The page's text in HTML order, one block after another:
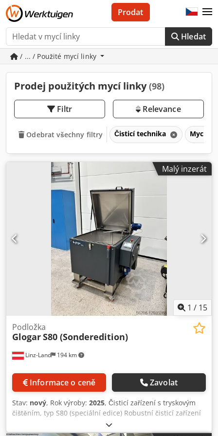
Hledat
Prodat
/ ... / Použité mycí linky
Prodej použitých mycí linky(98)
Filtr Relevance
Odebrat všechny filtry Čisticí technika Mycí
Malý inzerát
1 / 15
Linz-Land 194 km
Podložka
GlogarS80 (Sonderedition)
Informace o ceně Zavolat
Stav: nový, Rok výroby: 2025, Čisticí zařízení s tryskovým
čištěním, typ S80 (speciální edice) Robustní čisticí zařízení
pro díly s pohonem košem pomocí převodového motoru,
vyrobené z nerezové oceli 1.4301, - třístranně uspořádaný